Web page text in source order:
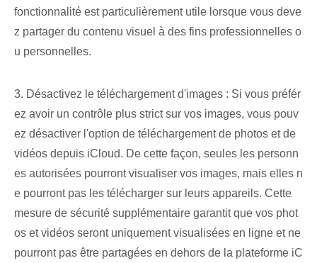
fonctionnalité est particulièrement utile lorsque vous deve
z partager du contenu visuel à des fins professionnelles o
u personnelles.
3. Désactivez le téléchargement d'images : Si vous préfér
ez avoir un contrôle plus strict sur vos images, vous pouv
ez désactiver l'option de téléchargement de photos et de
vidéos depuis iCloud. De cette façon, seules les personn
es autorisées pourront visualiser vos images, mais elles n
e pourront pas les télécharger sur leurs appareils. Cette
mesure de sécurité supplémentaire garantit que vos phot
os et vidéos seront uniquement visualisées en ligne et ne
pourront pas être partagées en dehors de la plateforme iC